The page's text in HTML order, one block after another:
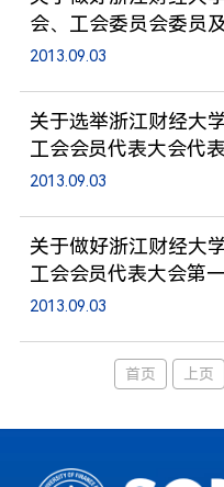
会、工会委员会委员
2013.09.03
关于选举浙江财经大
工会会员代表大会代
2013.09.03
关于做好浙江财经大
工会会员代表大会第
2013.09.03
首页 上页